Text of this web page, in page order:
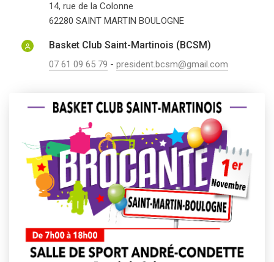
14, rue de la Colonne
62280 SAINT MARTIN BOULOGNE
Basket Club Saint-Martinois (BCSM)
07 61 09 65 79 - president.bcsm@gmail.com